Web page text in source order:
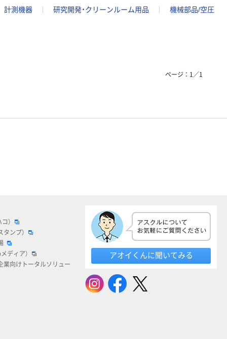
計測機器 研究開発・クリーンルーム用品
機械部品/空圧
ページ： 1 ／1
）
タンプ）
ディア）
業向けトータルソリュー
アオイくんに聞いてみる